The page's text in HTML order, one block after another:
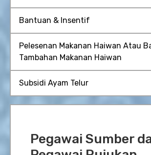
Bantuan & Insentif
Pelesenan Makanan Haiwan Atau
Tambahan Makanan Haiwan
Subsidi Ayam Telur
Pegawai Sumber